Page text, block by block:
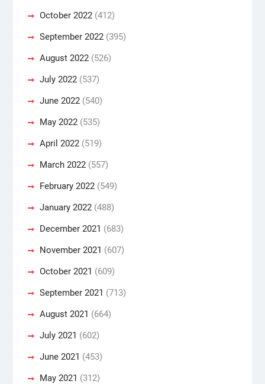
October 2022(412)
September 2022(395)
August 2022(526)
July 2022(537)
June 2022(540)
May 2022(535)
April 2022(519)
March 2022(557)
February 2022(549)
January 2022(488)
December 2021 (683)
November 2021 (607)
October 2021 (609)
September 2021 (713)
August 2021 (664)
July 2021 (602)
June 2021 (453)
May 2021 (312)